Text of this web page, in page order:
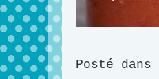
Posté dans